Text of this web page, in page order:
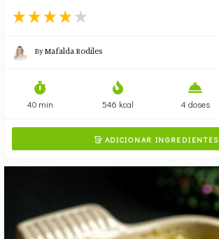
ByMafalda Rodiles
40 min 546 kcal 4 doses
ADICIONAR INGREDIENTES